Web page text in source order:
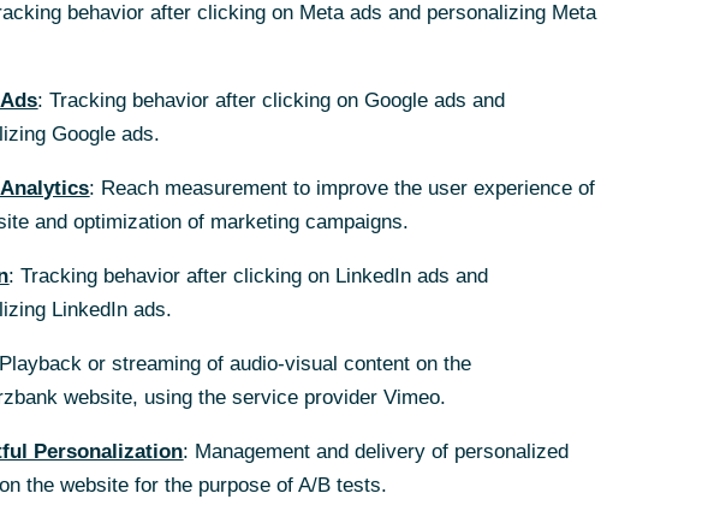
wurden in Frankfurt aus
Commerzbank: „Bis zu 1
werden. Ihre Auswirkungen
sowohl unsere
Cash Management
Handelsfinanzierung wird
entlang der neuen
behavior after clicking on Meta ads and personalizing Meta
: Tracking behavior after clicking on Google ads and
Google ads.
: Reach measurement to improve the user experience of
and optimization of marketing campaigns.
: Tracking behavior after clicking on LinkedIn ads and
LinkedIn ads.
or streaming of audio-visual content on the
website, using the service provider Vimeo.
Personalization: Management and delivery of personalized
the website for the purpose of A/B tests.